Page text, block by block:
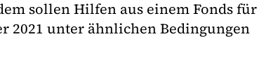
sollen Hilfen aus einem Fonds
2021 unter ähnlichen Bedingungen